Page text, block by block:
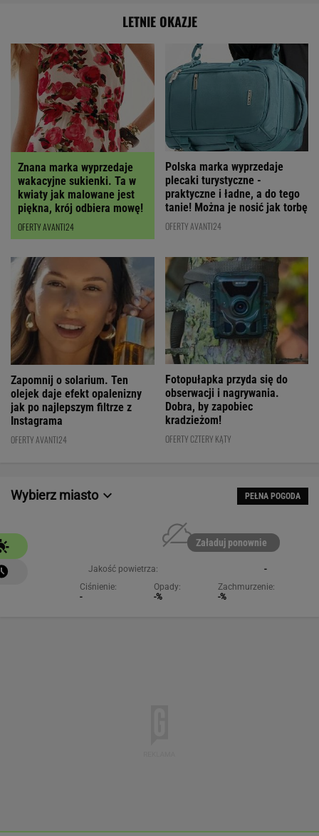
LETNIE OKAZJE
Znana marka wyprzedaje
wakacyjne sukienki. Ta w
kwiaty jak malowane jest
piękna, krój odbiera mowę!
OFERTY AVANTI24
Polska marka wyprzedaje
plecaki turystyczne -
praktyczne i ładne, a do tego
tanie! Można je nosić jak torbę
OFERTY AVANTI24
Zapomnij o solarium. Ten
olejek daje efekt opalenizny
jak po najlepszym filtrze z
Instagrama
OFERTY AVANTI24
Fotopułapka przyda się do
obserwacji i nagrywania.
Dobra, by zapobiec
kradzieżom!
OFERTY CZTERY KĄTY
Wybierz miasto PEŁNA POGODA
Załaduj ponownie
Jakość powietrza:
-
Ciśnienie:
-
Opady:
-%
Zachmurzenie:
-%